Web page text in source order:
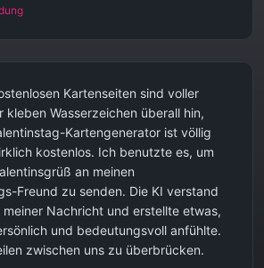
Kartenseiten sind voller
kleben Wasserzeichen überall hin,
Kartengenerator ist völlig
kostenlos. Ich benutzte es, um
an meinen
Freund zu senden. Die KI verstand
meiner Nachricht und erstellte etwas,
und bedeutungsvoll anfühlte.
zwischen uns zu überbrücken.